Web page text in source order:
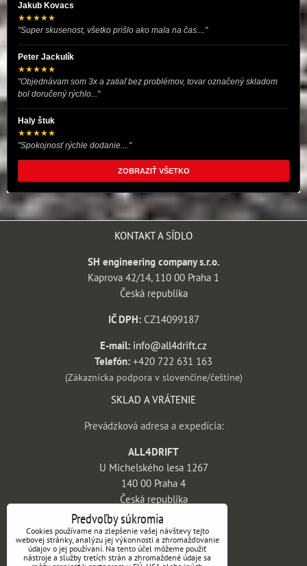
Jakub Kovacs
★★★★★
"Super skusenost, všetko prišlo ako mala na čas...."
Peter Jackulík
★★★★★
"Objednávam som 3x a zatiaľ bez problémov, tovar označený skladom
bol doručený rýchlo..."
Haly štuk
★★★★★
"Spokojnosť rýchle dodanie...."
ZOBRAZIŤ VŠETKO
KONTAKT A SÍDLO
SH engineering company s.r.o.
Kaprova 42/14, 110 00 Praha 1
Česká republika
IČ DPH:CZ14099187
E-mail: info@all4drift.cz
Telefón: +420 722 631 163
(Zákaznícka podpora v slovenčine/češtine)
SKLAD A VRÁTENIE
Prevádzková adresa a expedícia:
ALL4DRIFT
U Michelského lesa 1267
140 00 Praha 4
Česká republika
INFORMÁCIE
Obchodné podmienky
Predvoľby súkromia
Cookies používame na zlepšenie vašej návštevy tejto
webovej stránky, analýzu jej výkonnosti a zhromažďovanie
údajov o jej používaní. Na tento účel môžeme použiť
nástroje a služby tretích strán a zhromaždené údaje sa